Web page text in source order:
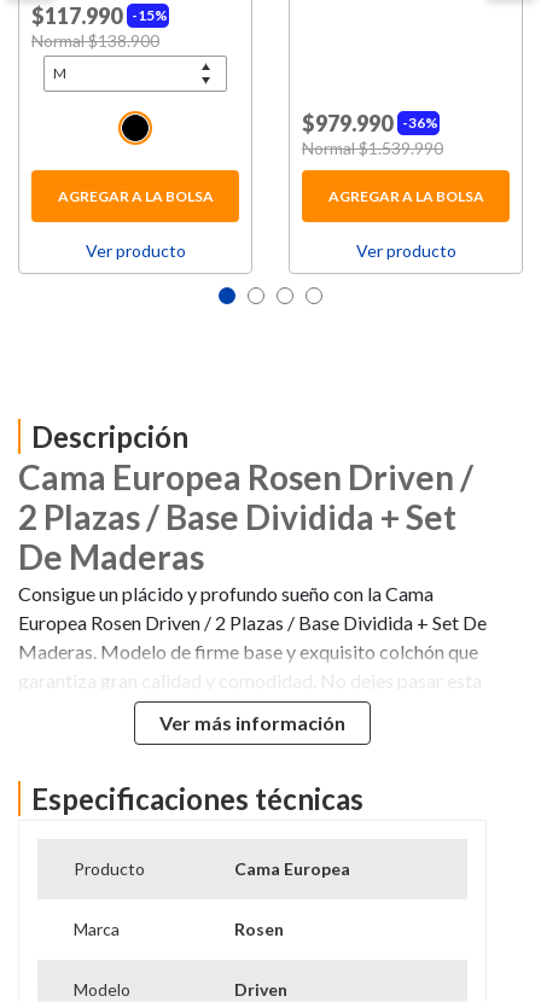
15%
$117.990
Price reduced from
Normal $138.900
AGREGAR A LA BOLSA
Ver producto
36%
$979.990
Price reduced from
Normal $1.539.990
AGREGAR A LA BOLSA
Ver producto
Descripción
Cama Europea Rosen Driven /
2 Plazas / Base Dividida + Set
De Maderas
Consigue un plácido y profundo sueño con la Cama
Europea Rosen Driven / 2 Plazas / Base Dividida + Set De
Maderas. Modelo de firme base y exquisito colchón que
garantiza gran calidad y comodidad. No dejes pasar esta
oportunidad y cómprala en Hites
Ver más información
Especificaciones técnicas
Producto Cama Europea
Marca Rosen
Modelo Driven